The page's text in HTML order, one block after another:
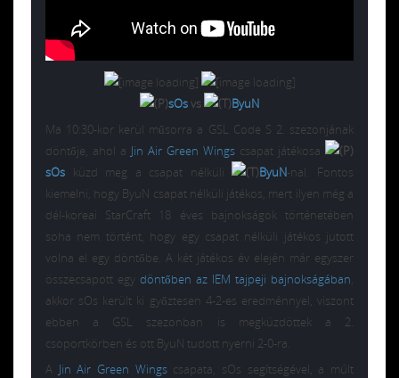
sOsvs
ByuN
Ma 10:30-kor kerül műsorra a GSL Code S 2. szezonjának
döntője, ahol a Jin Air Green Wings csapat játékosa
sOs küzd meg a csapat nélküli ByuN-nal. Fontos
kiemelni, hogy ByuN csapat nélküli játékos, mert ilyen még a
dél-koreai StarCraft 18 éves bajnokságok történetében
soha nem történt, hogy egy csapat nélküli játékos jutott
volna el egy döntőbe. A két játékos év elején már egyszer
összecsapott egy döntőben az IEM tajpeji bajnokságában,
akkor sOs került ki győztesen 4-2-es eredménnyel, viszont
ebben a GSL szezonban is megküzdöttek a 2.
csoportkörben és ott ByuN tudott nyerni 2-0-ra.
A Jin Air Green Wingscsapata, sOs segítségével, a múlt